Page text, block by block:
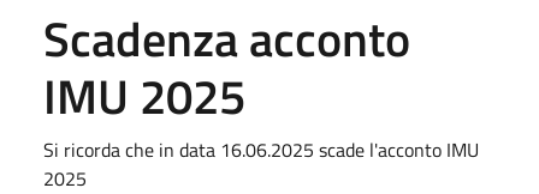
Scadenza acconto
IMU 2025
Si ricorda che in data 16.06.2025 scade l'acconto IMU
2025